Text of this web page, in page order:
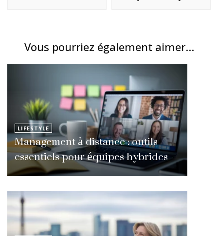
Vous pourriez également aimer...
LIFESTYLE
Management à distance : outils
essentiels pour équipes hybrides